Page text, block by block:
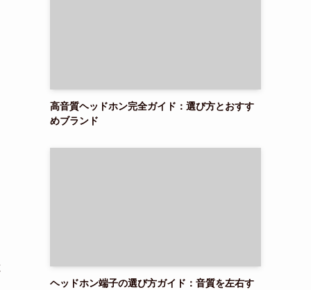
高音質ヘッドホン完全ガイド：選び方とおすす
めブランド
ヘッドホン端子の選び方ガイド：音質を左右す